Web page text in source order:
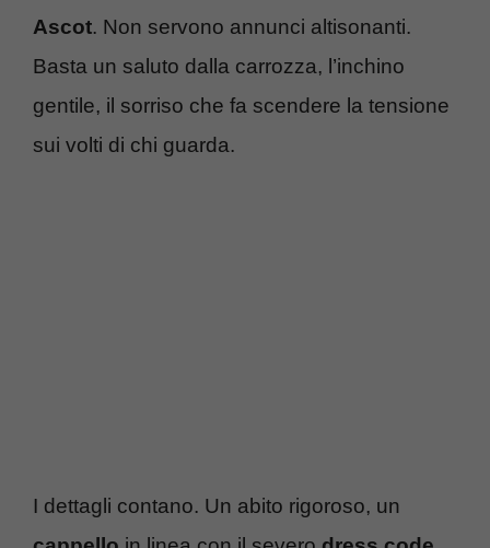
Ascot. Non servono annunci altisonanti.
Basta un saluto dalla carrozza, l’inchino
gentile, il sorriso che fa scendere la tensione
sui volti di chi guarda.
I dettagli contano. Un abito rigoroso, un